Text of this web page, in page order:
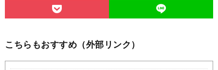
こちらもおすすめ（外部リンク）